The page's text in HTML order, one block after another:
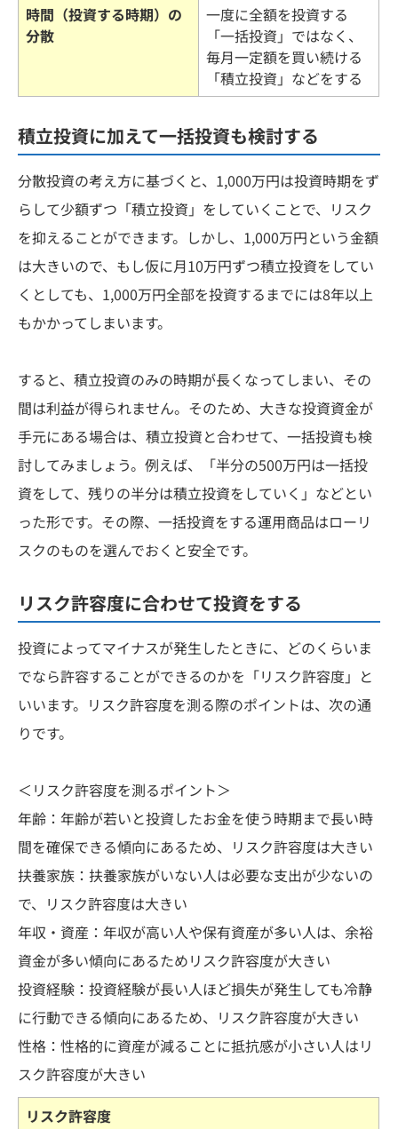
時間（投資する時期）の
分散
一度に全額を投資する
「一括投資」ではなく、
毎月一定額を買い続ける
「積立投資」などをする
積立投資に加えて一括投資も検討する
分散投資の考え方に基づくと、1,000万円は投資時期をず
らして少額ずつ「積立投資」をしていくことで、リスク
を抑えることができます。しかし、1,000万円という金額
は大きいので、もし仮に月10万円ずつ積立投資をしてい
くとしても、1,000万円全部を投資するまでには8年以上
もかかってしまいます。
すると、積立投資のみの時期が長くなってしまい、その
間は利益が得られません。そのため、大きな投資資金が
手元にある場合は、積立投資と合わせて、一括投資も検
討してみましょう。例えば、「半分の500万円は一括投
資をして、残りの半分は積立投資をしていく」などとい
った形です。その際、一括投資をする運用商品はローリ
スクのものを選んでおくと安全です。
リスク許容度に合わせて投資をする
投資によってマイナスが発生したときに、どのくらいま
でなら許容することができるのかを「リスク許容度」と
いいます。リスク許容度を測る際のポイントは、次の通
りです。
＜リスク許容度を測るポイント＞
年齢：年齢が若いと投資したお金を使う時期まで長い時
間を確保できる傾向にあるため、リスク許容度は大きい
扶養家族：扶養家族がいない人は必要な支出が少ないの
で、リスク許容度は大きい
年収・資産：年収が高い人や保有資産が多い人は、余裕
資金が多い傾向にあるためリスク許容度が大きい
投資経験：投資経験が長い人ほど損失が発生しても冷静
に行動できる傾向にあるため、リスク許容度が大きい
性格：性格的に資産が減ることに抵抗感が小さい人はリ
スク許容度が大きい
リスク許容度